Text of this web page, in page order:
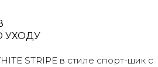
УХОДУ
STRIPE в стиле спорт-шик с